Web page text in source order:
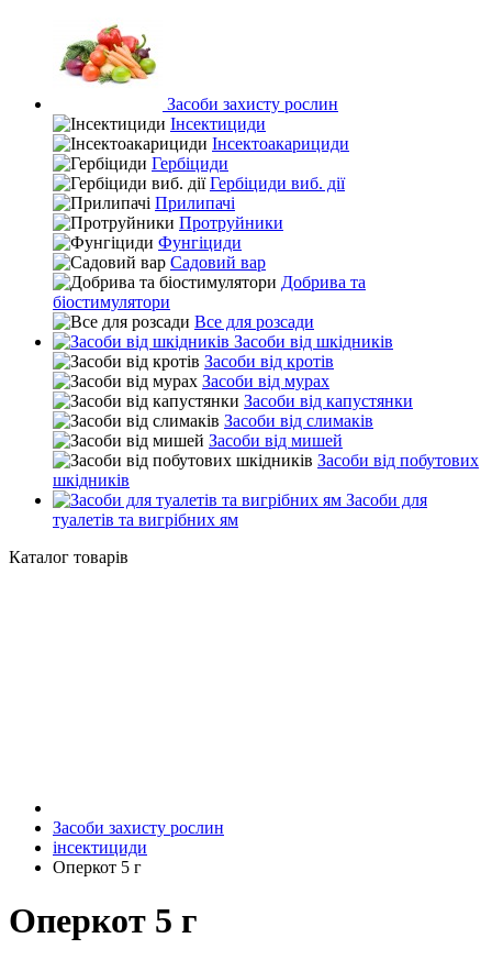
Засоби захисту рослин
Інсектициди
Інсектоакарициди
Гербіциди
Гербіциди виб. дії
Прилипачі
Протруйники
Фунгіциди
Садовий вар
Добрива та
біостимулятори
Все для розсади
Засоби від шкідників
Засоби від кротів
Засоби від мурах
Засоби від капустянки
Засоби від слимаків
Засоби від мишей
Засоби від побутових
шкідників
Засоби для
туалетів та вигрібних ям
Каталог товарів
Засоби захисту рослин
інсектициди
Оперкот 5 г
Оперкот 5 г